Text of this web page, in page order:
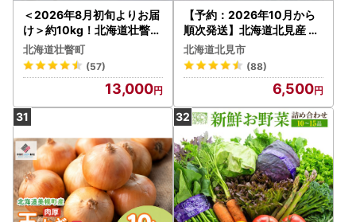
＜2026年8月初旬よりお届
け＞約10kg！北海道壮瞥産
とうもろこし（恵味）【Ｌ
～2Lサイズ 22～25本】 SB
TP006
北海道壮瞥町
(57)
13,000
【予約：2026年10月から
順次発送】北海道北見産 玉
ねぎ 10kg ( 野菜 たまねぎ
タマネギ 玉葱 玉ねぎ 甘い L
サイズ 10キロ 玉ねぎ生産
量日本一 )【002-0009-2
026】
北海道北見市
(88)
6,500